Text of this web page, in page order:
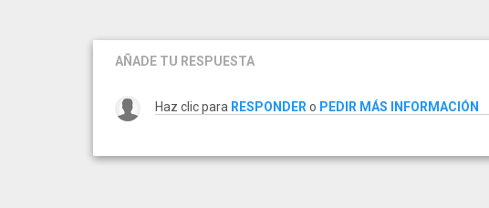
AÑADE TU RESPUESTA
Haz clic para RESPONDER o PEDIR MÁS INFORMACIÓN